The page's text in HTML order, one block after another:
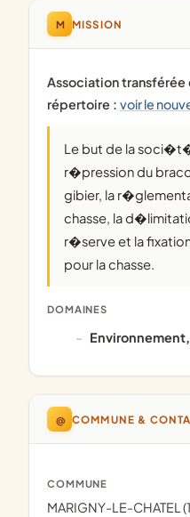
M MISSION
Association transférée dans le nouveau
répertoire : voir le
Le but de la soci�t� de chasse est la
r�pression du
gibier, la
chasse, la
r�serve et la
pour la chasse.
DOMAINES
@ COMMUNE &
COMMUNE
MARIGNY-LE-CHATEL